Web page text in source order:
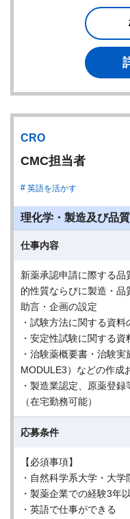
CRO
CMC担当者
英語を活かす
理化学・製造及び品
仕事内容
新薬承認申請に際する
的性質ならびに製造・品
助言・企画の設定
・試験方法に関する資
・安定性試験に関する
・治験薬概要書・治験
MODULE3）などの作成
・製造業認定、原薬登録
（在宅勤務可能）
応募条件
【必須事項】
・自然科学系大学・大学
・製薬企業での経験3年
・英語で仕事ができる